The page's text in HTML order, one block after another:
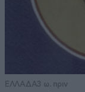
ΕΛΛΑΔΑ3 ω. πριν